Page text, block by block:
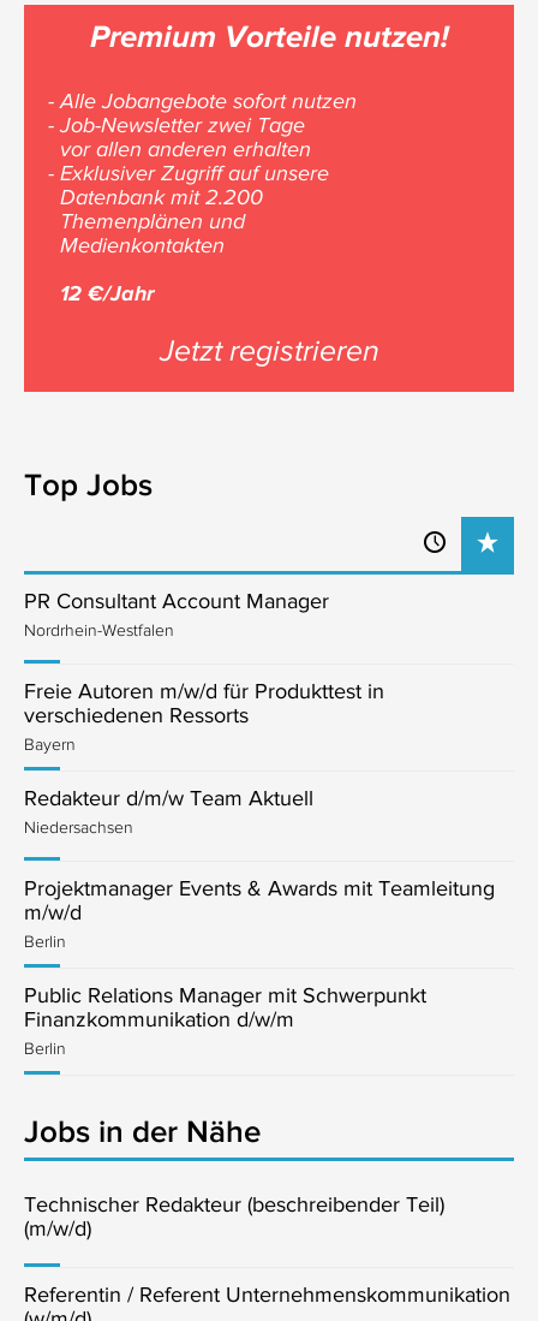
Premium Vorteile nutzen!
- Alle Jobangebote sofort nutzen
- Job-Newsletter zwei Tage
vor allen anderen erhalten
- Exklusiver Zugriff auf unsere
Datenbank mit 2.200
Themenplänen und
Medienkontakten
12 €/Jahr
Jetzt registrieren
Top Jobs
PR Consultant Account Manager
Nordrhein-Westfalen
Freie Autoren m/w/d für Produkttest in
verschiedenen Ressorts
Bayern
Redakteur d/m/w Team Aktuell
Niedersachsen
Projektmanager Events & Awards mit Teamleitung
m/w/d
Berlin
Public Relations Manager mit Schwerpunkt
Finanzkommunikation d/w/m
Berlin
Jobs in der Nähe
Technischer Redakteur (beschreibender Teil)
(m/w/d)
Referentin / Referent Unternehmenskommunikation